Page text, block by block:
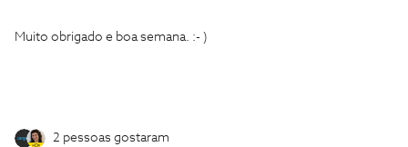
Muito obrigado e boa semana. :- )
2 pessoas gostaram